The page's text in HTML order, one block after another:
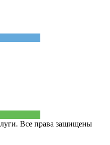
Все права защищены